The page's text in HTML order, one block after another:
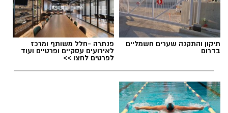
הותרה פתיחתם של עסקים ללא קבלת קהל
ואיסוף עצמי ממסעדות.
בנוסף, בוטלה מגבלת
היציאה למרחק של יותר מקילומטר מהבית.
ההקלות המלאות שנכנסו הבוקר (א') לתוקף:
1. אפשרות לפתיחת מקומות עבודה ללא קהל.
2. איסוף עצמי ממסעדות (טייק אווי).
בדרום לאירועים עסקיים ופרטיים ועוד